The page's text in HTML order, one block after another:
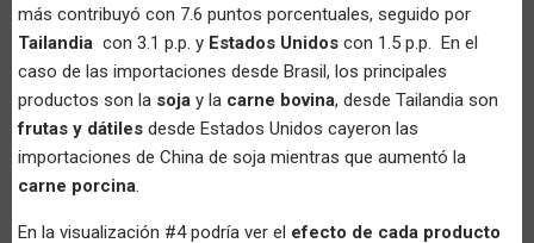
más contribuyó con 7.6 puntos porcentuales, seguido por
Tailandia con 3.1 p.p. y Estados Unidos con 1.5 p.p. En el
caso de las importaciones desde Brasil, los principales
productos son la soja y la carne bovina, desde Tailandia son
frutas y dátiles desde Estados Unidos cayeron las
importaciones de China de soja mientras que aumentó la
carne porcina.
En la visualización #4 podría ver el efecto de cada producto